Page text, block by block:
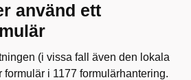
använd ett
(i vissa fall även den lokala
i 1177 formulärhantering.